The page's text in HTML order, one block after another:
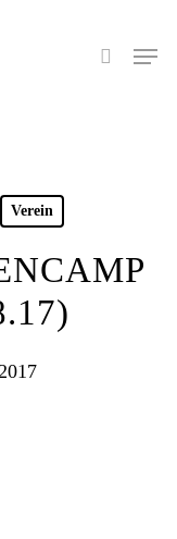
search
Menu
Verein
2